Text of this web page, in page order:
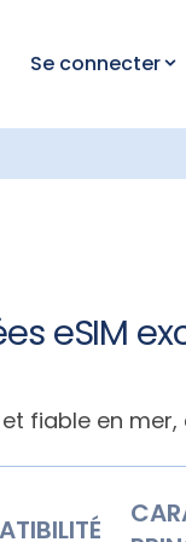
à
soit.
Une
Se connecter
eSIM
fiable en